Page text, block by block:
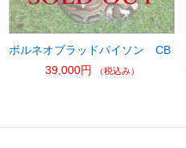
ボルネオブラッドパイソン CB
39,000円
（税込み）